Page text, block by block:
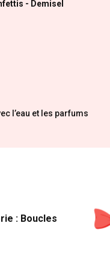
- Demisel
l’eau et les parfums
: Boucles